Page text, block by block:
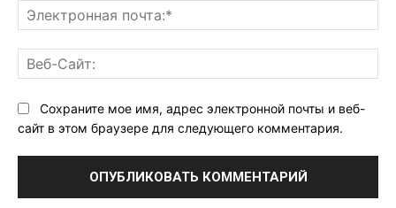
Сохраните мое имя, адрес электронной почты и веб-
сайт в этом браузере для следующего комментария.